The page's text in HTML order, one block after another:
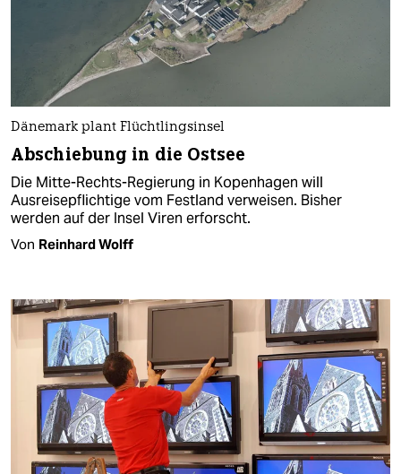
Dänemark plant Flüchtlingsinsel
Abschiebung in die Ostsee
Die Mitte-Rechts-Regierung in Kopenhagen will
Ausreisepflichtige vom Festland verweisen. Bisher
werden auf der Insel Viren erforscht.
Von Reinhard Wolff